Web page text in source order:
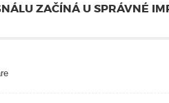
ZAČÍNÁ U SPRÁVNÉ